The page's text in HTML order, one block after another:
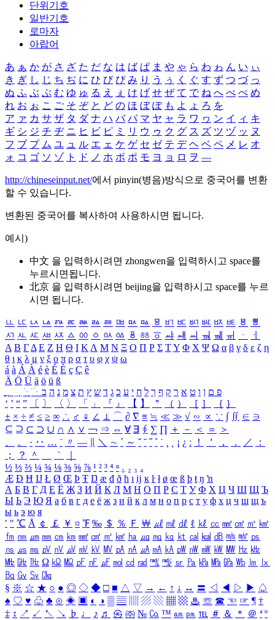
단위기호
일반기호
로마자
아랍어
あ ぁ か が さ ざ た だ な は ば ぱ ま や ゃ ら わ ゎ ん い ぃ
き ぎ し じ ち ぢ に ひ び ぴ み り う ぅ く ぐ す ず つ づ っ
ぬ ふ ぶ ぷ む ゆ ゅ る え ぇ け げ せ ぜ て で ね へ べ ぺ め
れ お ぉ こ ご そ ぞ と ど の ほ ぼ ぽ も よ ょ ろ を
ア ァ カ サ ザ タ ダ ナ ハ バ パ マ ヤ ャ ラ ワ ヮ ン イ ィ キ
ギ シ ジ チ ヂ ニ ヒ ビ ピ ミ リ ウ ゥ ク グ ス ズ ツ ヅ ッ ヌ
フ ブ プ ム ユ ュ ル エ ェ ケ ゲ セ ゼ テ デ ヘ ベ ペ メ レ オ
ォ コ ゴ ソ ゾ ト ド ノ ホ ボ ポ モ ヨ ョ ロ ヲ ―
http://chineseinput.net/에서 pinyin(병음)방식으로 중국어를 변환
할 수 있습니다.
변환된 중국어를 복사하여 사용하시면 됩니다.
예시)
中文 을 입력하시려면 zhongwen을 입력하시고 space를
누르시면됩니다.
北京 을 입력하시려면 beijing을 입력하시고 space를 누르
시면 됩니다.
ㅥ ㅦ ㅧ ㅨ ㅩ ㅪ ㅫ ㅬ ㅭ ㅮ ㅯ ㅰ ㅱ ㅲ ㅳ ㅴ ㅵ ㅶ ㅷ ㅸ
ㅹ
ㅺ ㅻ ㅼ ㅽ ㅾ ㅿ ㆀ ㆁ ㆂ ㆃ ㆄ ㆅ ㆆ ㆇ ㆈ ㆉ ㆊ ㆋ ㆌ ㆍ
ㆎ
Α Β ΓΔ Ε Ζ Η Θ Ι ΚΛ Μ Ν Ξ Ο Π Ρ Σ ΤΥ Φ Χ Ψ Ω α β γ δ ε ζ η
θ ι κ λ μ ν ξ ο π ρ σ τ υ φ χ ψ ω
á à Á À é è É È ç Ç ê
Ä Ö Ü ä ö ü ß
ִֶֹ ֻּ ׁׂ פ ם ן ו ט א ר ק ף ך ל ח י ע כ ג ד ש ץ ת צ מ נ ה ב
‘ ’ “ ” 〔 〕 〈 〉 「 」 『 』 【 】 ＂ （ ） ［ ］ ｛ ｝
± × ÷ ≠ ≤ ≥ ∞ ∴ ♂ ♀ ∠ ⊥ ⌒ ∂ ∇ ≡ ≒ ≪ ≫ √ ∽ ∝ ∵ ∫ ∬ ∈ ∋
⊆ ⊇ ⊂ ⊃ ∪ ∩ ∧ ∨ ￢ ⇒ ⇔ ∀ ∃ ∮ ∑ ∏ ＋ － ＜ ＝
＞
、
。 · ‥ … ¨ 〃 ― ＼ ∼ ´ ～ ˇ ˘ ˝ ˚ ˙ ¸ ¡ ¿ ː ！ ＇ ， ． ／
：
；
？ ＾ ｀
½ ⅓ ⅔ ¼ ¾ ⅛ ⅜ ⅝ ⅞ ¹ ² ³ ⁴ ⁿ ₁ ₂ ₃ ₄
Æ Ð Ħ Ĳ Ł Ø Œ Þ Ŧ Ŋ æ đ ð ħ ı ĳ ĸ ŀ ł ø œ ß þ ŧ ŋ ŉ
А Б В Г Д Е Ё Ж З И Й К Л М Н О П Р С Т У Ф Х Ц Ч Ш Щ Ъ
Ы Ь Э Ю Я а б в г д е ё ж з и й к л м н о п р с т у ф х ц ч ш щ ъ
ы ь э ю я
′ ″ ℃ Å ￠ ￡ ￥ ¤ ℉ ‰ ＄ ％ Ｆ ￦ ㎕ ㎖ ㎗ ℓ ㎘ ㏄ ㎣ ㎤ ㎥ ㎦
㎙ ㎚ ㎛ ㎜ ㎝ ㎞ ㎟ ㎠ ㎡ ㎢ ㏊ ㎍ ㎎ ㎏ ㏏ ㎈ ㎉ ㏈ ㎧ ㎨ ㎰
㎱ ㎲ ㎳ ㎴ ㎵ ㎶ ㎷ ㎸ ㎹ ㎀ ㎁ ㎂ ㎃ ㎄ ㎺ ㎻ ㎽ ㎾ ㎿ ㎐ ㎑
㎒ ㎓ ㎔ Ω ㏀ ㏁ ㎊ ㎋ ㎌ ㏖ ㏅ ㎭ ㎮ ㎯ ㏛ ㎩ ㎪ ㎫ ㎬ ㏝ ㏐
㏓
㏃ ㏉ ㏜ ㏆
§ ※ ☆ ★ ○ ● ◎ ◇ ◆ □ ■ △ ▽ → ← ↑ ↓ ↔ 〓 ◁ ◀ ▷ ▶ ♤
♠ ♡ ♥ ♧ ♣ ⊙ ◈ ▣ ◐ ◑ ▒ ▤ ▨ ▧ ▦ ▩ ♨ ☏ ☎ ☜ ☞ ¶ †
‡ ↕ ↗ ↙ ↖ ↘ ♭ ♩ ♪ ♬ ㉿ ㈜ № ㏇ ™ ㏂ ㏘ ℡ ＃ ＆ ＊ ＠ ª º